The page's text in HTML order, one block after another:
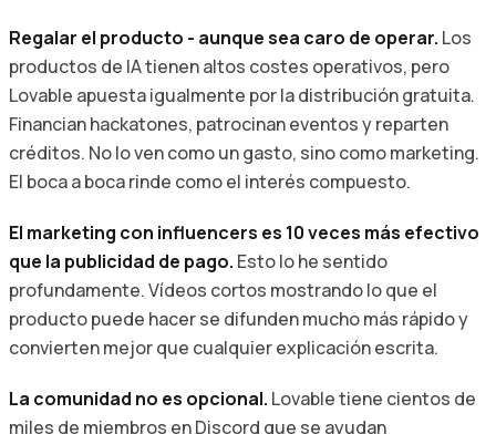
Regalar el producto - aunque sea caro de operar. Los
productos de IA tienen altos costes operativos, pero
Lovable apuesta igualmente por la distribución gratuita.
Financian hackatones, patrocinan eventos y reparten
créditos. No lo ven como un gasto, sino como marketing.
El boca a boca rinde como el interés compuesto.
El marketing con influencers es 10 veces más efectivo
que la publicidad de pago. Esto lo he sentido
profundamente. Vídeos cortos mostrando lo que el
producto puede hacer se difunden mucho más rápido y
convierten mejor que cualquier explicación escrita.
La comunidad no es opcional. Lovable tiene cientos de
miles de miembros en Discord que se ayudan